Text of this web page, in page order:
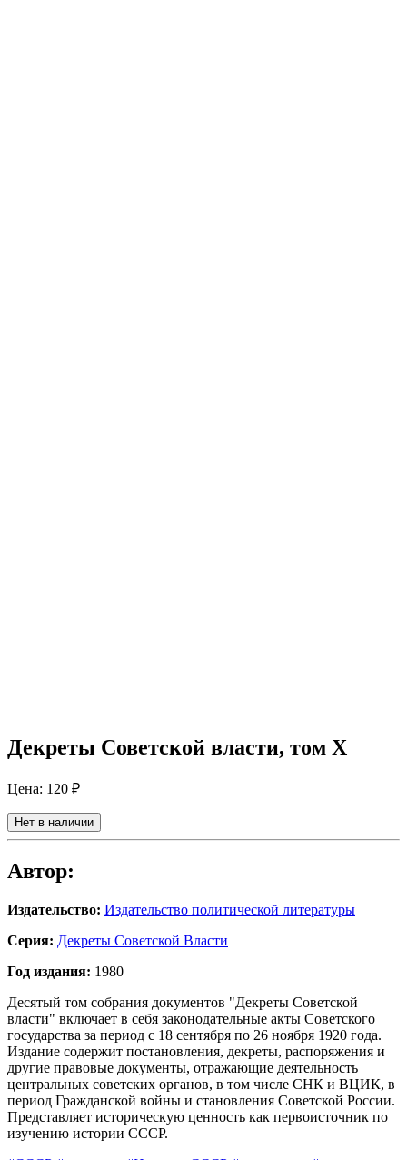
Декреты Советской власти, том X
Цена: 120 ₽
Нет в наличии
Автор:
Издательство: Издательство политической литературы
Серия: Декреты Советской Власти
Год издания: 1980
Десятый том собрания документов "Декреты Советской
власти" включает в себя законодательные акты Советского
государства за период с 18 сентября по 26 ноября 1920 года.
Издание содержит постановления, декреты, распоряжения и
другие правовые документы, отражающие деятельность
центральных советских органов, в том числе СНК и ВЦИК, в
период Гражданской войны и становления Советской России.
Представляет историческую ценность как первоисточник по
изучению истории СССР.